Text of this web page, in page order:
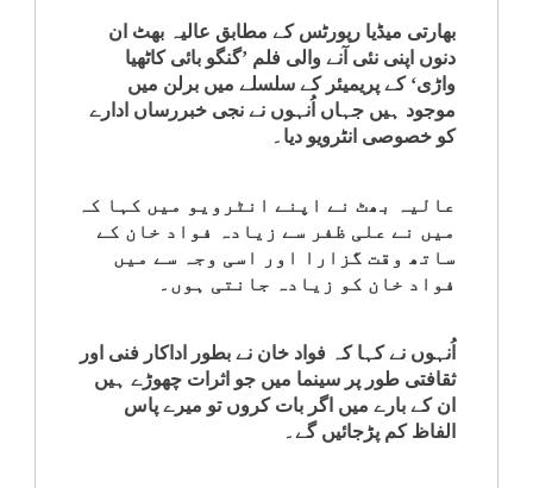
سیاست
قومی
سپلیمنٹس
بھارتی میڈیا رپورٹس کے مطابق عالیہ بھٹ ان
دنوں اپنی نئی آنے والی فلم ’گنگو بائی کاٹھیا
واڑی‘ کے پریمیئر کے سلسلے میں برلن میں
موجود ہیں جہاں اُنہوں نے نجی خبررساں ادارے
کو خصوصی انٹرویو دیا۔
عالیہ بھٹ نے اپنے انٹرویو میں کہا کہ
میں نے علی ظفر سے زیادہ فواد خان کے
ساتھ وقت گزارا اور اسی وجہ سے میں
فواد خان کو زیادہ جانتی ہوں۔
اُنہوں نے کہا کہ فواد خان نے بطور اداکار فنی اور
ثقافتی طور پر سینما میں جو اثرات چھوڑے ہیں
ان کے بارے میں اگر بات کروں تو میرے پاس
الفاظ کم پڑجائیں گے۔